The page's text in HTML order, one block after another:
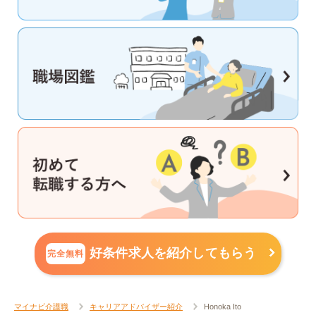
完全無料 好条件求人を紹介してもらう
マイナビ介護職 キャリアアドバイザー紹介 Honoka Ito